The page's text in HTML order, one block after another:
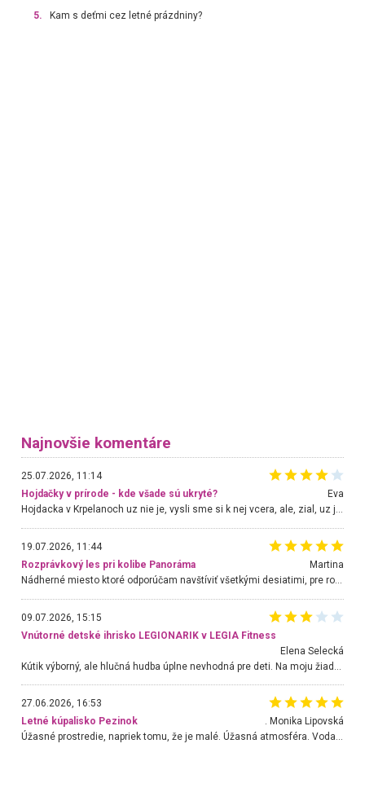
5. Kam s deťmi cez letné prázdniny?
Najnovšie komentáre
25.07.2026, 11:14
Hojdačky v prírode - kde všade sú ukryté?
Eva
Hojdacka v Krpelanoch uz nie je, vysli sme si k nej vcera, ale, zial, uz je znicena. Ak sem planujete cestu len kvoli hojdacke, mozete si ju usetrit. Krasny vyhlad je tu vsak aj bez hojdacky :-)
19.07.2026, 11:44
Rozprávkový les pri kolibe Panoráma
Martina
Nádherné miesto ktoré odporúčam navštíviť všetkými desiatimi, pre rodiny s deťmi, dôchodcom... Proste a jednoducho ozaj rozprávkový les.. určite ešte prídeme. Odniesli sme si na pamiatku krásne tričká,
09.07.2026, 15:15
Vnútorné detské ihrisko LEGIONARIK v LEGIA Fitness
Elena Selecká
27.06.2026, 16:53
Letné kúpalisko Pezinok
. Monika Lipovská
Úžasné prostredie, napriek tomu, že je malé. Úžasná atmosféra. Voda fantastická a nádherná. Ľudí je pomerne veľa, ale su mili a ohľaduplní. Je veľmi zaujímavé sledovať, ako dokážu spolu športovať cudzí ľudia a bez ohľadu na vek. Vládne tu pohoda. Vnuka neviem dostať z vody. Ďakujem za krásny deň . Urcite sa sem vrátim. Jediný problém je s parkovaním, ale aj ten sa mi podarilo vyriešiť. Monika Bratislava